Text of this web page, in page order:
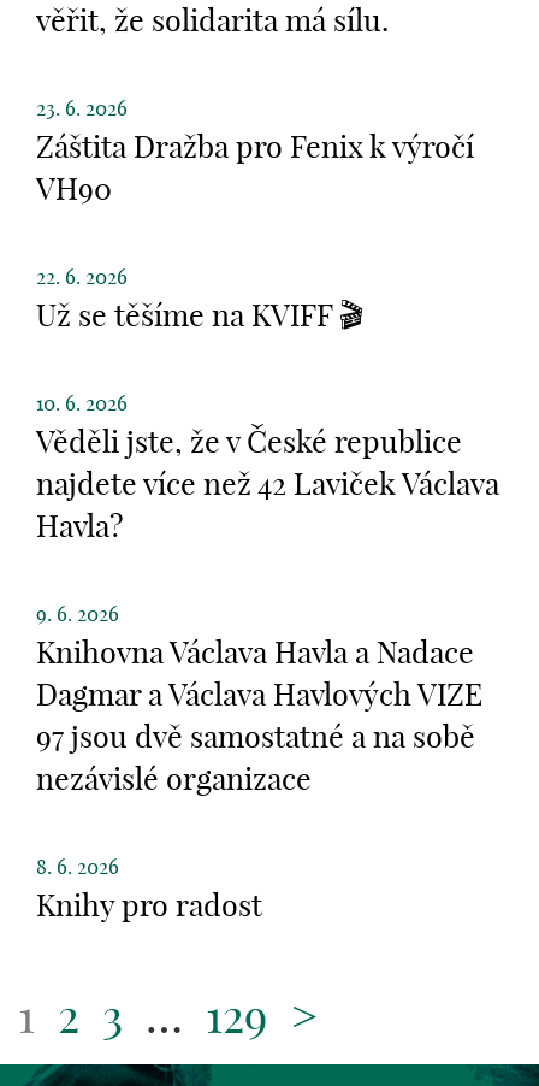
věřit, že solidarita má sílu.
23. 6. 2026
Záštita Dražba pro Fenix k výročí
VH90
22. 6. 2026
Už se těšíme na KVIFF 🎬
10. 6. 2026
Věděli jste, že v České republice
najdete více než 42 Laviček Václava
Havla?
9. 6. 2026
Knihovna Václava Havla a Nadace
Dagmar a Václava Havlových VIZE
97 jsou dvě samostatné a na sobě
nezávislé organizace
8. 6. 2026
Knihy pro radost
1 2 3 … 129 >